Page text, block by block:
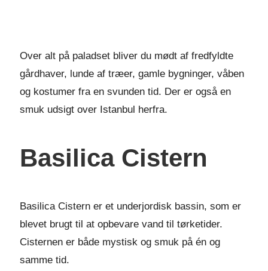
Over alt på paladset bliver du mødt af fredfyldte
gårdhaver, lunde af træer, gamle bygninger, våben
og kostumer fra en svunden tid. Der er også en
smuk udsigt over Istanbul herfra.
Basilica Cistern
Basilica Cistern er et underjordisk bassin, som er
blevet brugt til at opbevare vand til tørketider.
Cisternen er både mystisk og smuk på én og
samme tid.